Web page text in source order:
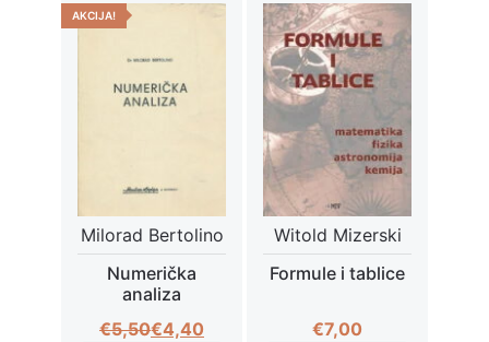
AKCIJA!
Milorad Bertolino
Numerička
analiza
€5,50Izvorna
€4,40
Trenutna
Witold Mizerski
Formule i tablice
€7,00